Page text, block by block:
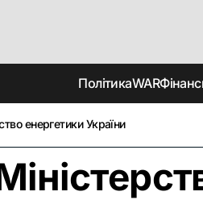
ПолітикаWAR
енергетики України